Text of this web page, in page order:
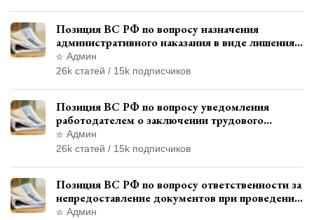
Позиция ВС РФ по вопросу назначения
административного наказания в виде лишения
права управления транспортными средствами
Админ
26k статей / 15k подписчиков
Позиция ВС РФ по вопросу уведомления
работодателем о заключении трудового
договора с бывшим государственным
служащим
Админ
26k статей / 15k подписчиков
Позиция ВС РФ по вопросу ответственности за
непредоставление документов при проведении
контроля и надзора
Админ